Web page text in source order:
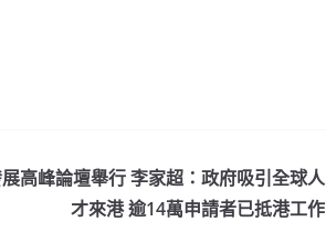
高峰論壇舉行 李家超：政府吸引全球人
才來港 逾14萬申請者已抵港工作